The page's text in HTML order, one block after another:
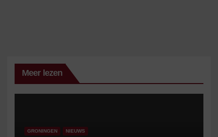
Meer lezen
GRONINGEN NIEUWS